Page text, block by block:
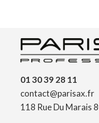
01 30 39 28 11
contact@parisax.fr
118 Rue Du Marais